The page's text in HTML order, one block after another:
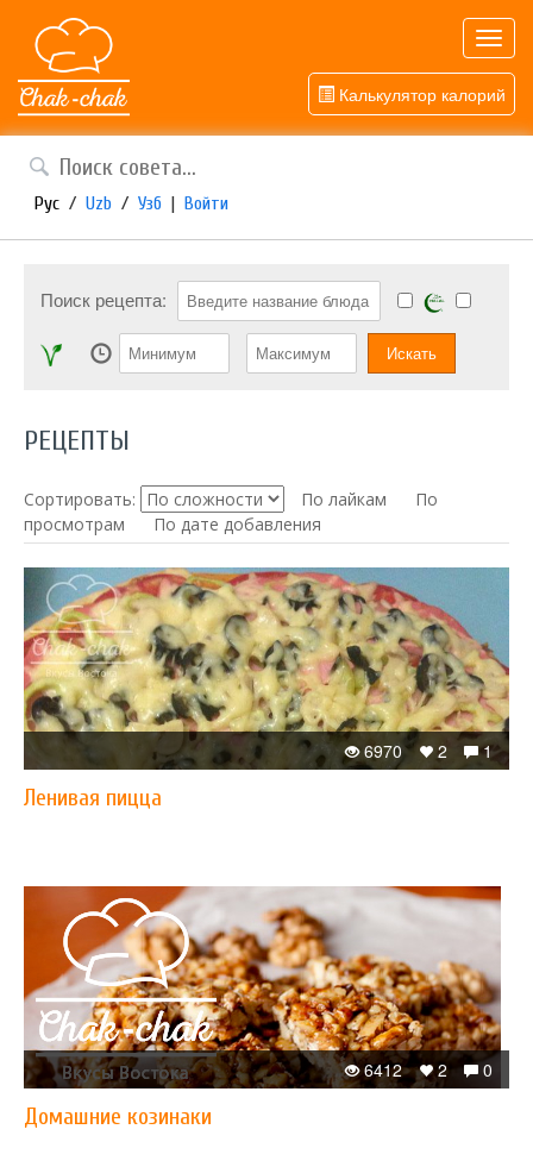
Калькулятор калорий
Рус / Uzb / Узб | Войти
Поиск рецепта:
РЕЦЕПТЫ
Сортировать: По лайкам
По
просмотрам
По дате добавления
1
2
6970
Ленивая пицца
0
2
6412
Домашние козинаки